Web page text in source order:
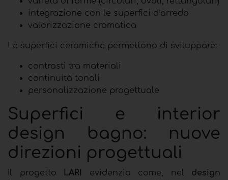
integrazione con le superfici d’arredo
valorizzazione cromatica
Le superfici ceramiche permettono di sviluppare:
contrasti tra materiali
continuità tonali
personalizzazione progettuale
Superfici e interior
design bagno: nuove
direzioni progettuali
Il progetto LARI evidenzia come, nel design